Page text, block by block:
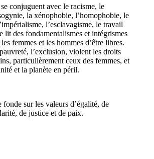
conjuguent avec le racisme, le
la xénophobie, l’homophobie, le
l’esclavagisme, le travail
lit des fondamentalismes et intégrismes
femmes et les hommes d’être libres.
l’exclusion, violent les droits
particulièrement ceux des femmes, et
et la planète en péril.
fonde sur les valeurs d’égalité, de
de justice et de paix.